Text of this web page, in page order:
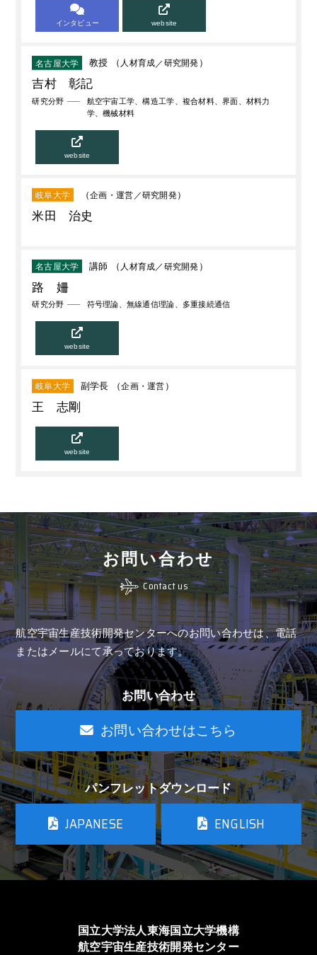
インタビュー website
名古屋大学 教授 （ 人材育成 研究開発 ）
吉村 彰記
研究分野
航空宇宙工学、構造工学、複合材料、界面、材料力
学、機械材料
website
岐阜大学 （企画・運営 研究開発）
米田 治史
名古屋大学 講師 （ 人材育成 研究開発 ）
路 姍
研究分野 符号理論、無線通信理論、多重接続通信
website
岐阜大学 副学長 （企画・運営 ）
王 志剛
website
お問い合わせ
Contact us
航空宇宙生産技術開発センターへのお問い合わせは、電話
またはメールにて承っております。
お問い合わせ
お問い合わせはこちら
パンフレットダウンロード
JAPANESE ENGLISH
国立大学法人東海国立大学機構
航空宇宙生産技術開発センター